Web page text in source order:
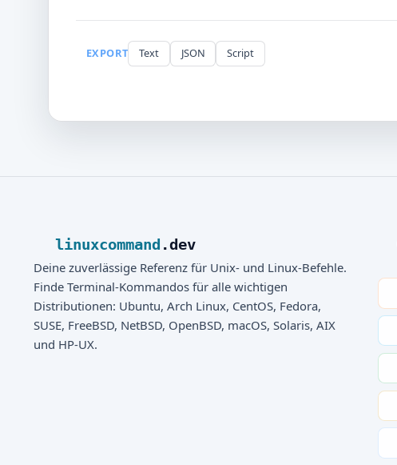
EXPORT Text JSON Script
linuxcommand .dev
Deine zuverlässige Referenz für Unix- und Linux-Befehle.
Finde Terminal-Kommandos für alle wichtigen
Distributionen: Ubuntu, Arch Linux, CentOS, Fedora,
SUSE, FreeBSD, NetBSD, OpenBSD, macOS, Solaris, AIX
und HP-UX.